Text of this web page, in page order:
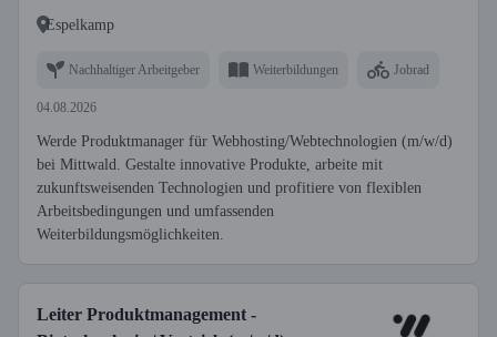
Espelkamp
Nachhaltiger Arbeitgeber Weiterbildungen Jobrad
04.08.2026
Werde Produktmanager für Webhosting/Webtechnologien (m/w/d)
bei Mittwald. Gestalte innovative Produkte, arbeite mit
zukunftsweisenden Technologien und profitiere von flexiblen
Arbeitsbedingungen und umfassenden
Weiterbildungsmöglichkeiten.
Leiter Produktmanagement -